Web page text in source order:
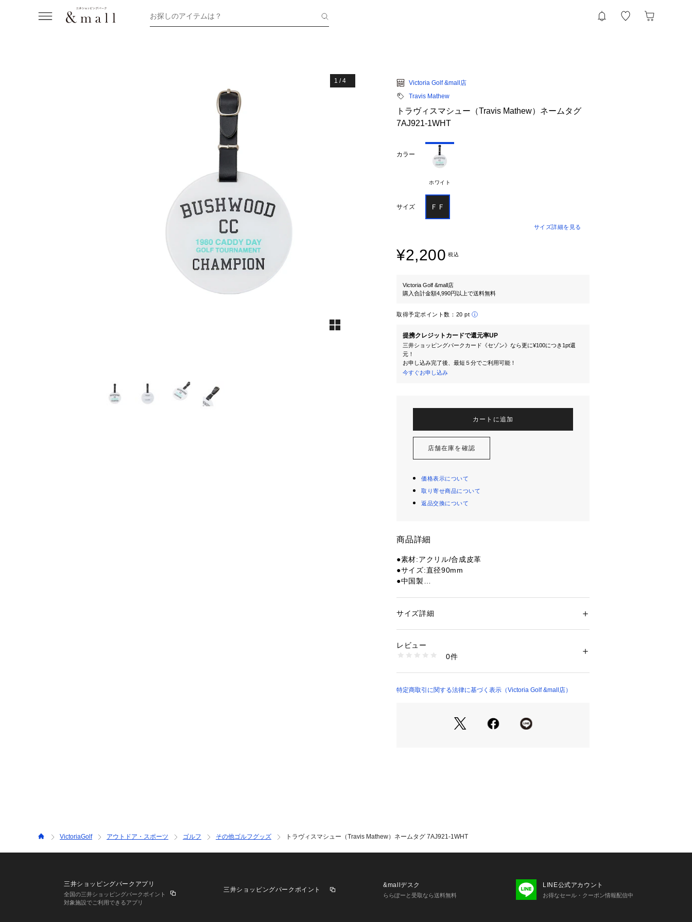
お探しのアイテムは？
1 /4
Victoria Golf &mall店
Travis Mathew
トラヴィスマシュー（Travis Mathew）ネームタグ
7AJ921-1WHT
カラー
ホワイト
サイズ ＦＦ
サイズ詳細を見る
¥2,200 税込
Victoria Golf &mall店
購入合計金額4,990円以上で送料無料
取得予定ポイント数： 20 pt
提携クレジットカードで還元率UP
三井ショッピングパークカード《セゾン》なら更に¥100につき1pt還
元！
お申し込み完了後、最短５分でご利用可能！
今すぐお申し込み
カートに追加
店舗在庫を確認
価格表示について
取り寄せ商品について
返品交換について
商品詳細
●素材:アクリル/合成皮革
●サイズ:直径90mm
●中国製
すため、多少の誤差が生じる場合がございます。
※使用される素材の特性上、素材の質感が異なる場合や
※一部商品において弊社カラー表記がメーカーカラー表
実際の商品の色味が若干異なる場合があります。
※掲載の価格・製品のパッケージ・デザイン・仕様につ
性別：レディース
1540200106106
サイズ詳細
レビュー
0件
特定商取引に関する法律に基づく表示（Victoria Golf &mall店）
VictoriaGolf アウトドア・スポーツ ゴルフ その他ゴルフグッズ トラヴィスマシュー（Travis Mathew）ネームタグ 7AJ921-1WHT
三井ショッピングパークアプリ
全国の三井ショッピングパークポイント
対象施設でご利用できるアプリ
三井ショッピングパークポイント
&mallデスク
ららぽーと受取なら送料無料
LINE公式アカウント
お得なセール・クーポン情報配信中